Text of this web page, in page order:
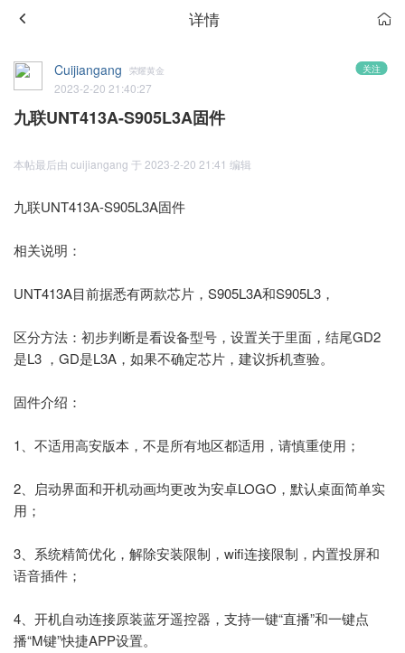
详情
关注
Cuijiangang 荣耀黄金
2023-2-20 21:40:27
九联UNT413A-S905L3A固件
本帖最后由 cuijiangang 于 2023-2-20 21:41 编辑
九联UNT413A-S905L3A固件
相关说明：
UNT413A目前据悉有两款芯片，S905L3A和S905L3，
区分方法：初步判断是看设备型号，设置关于里面，结尾GD2
是L3 ，GD是L3A，如果不确定芯片，建议拆机查验。
固件介绍：
1、不适用高安版本，不是所有地区都适用，请慎重使用；
2、启动界面和开机动画均更改为安卓LOGO，默认桌面简单实
用；
3、系统精简优化，解除安装限制，wifi连接限制，内置投屏和
语音插件；
4、开机自动连接原装蓝牙遥控器，支持一键“直播”和一键点
播“M键”快捷APP设置。